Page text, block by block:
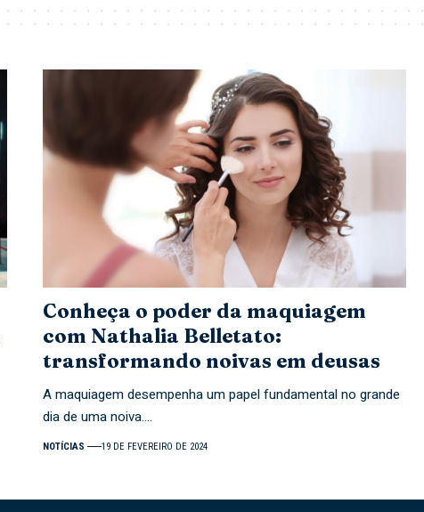
Conheça o poder da maquiagem
com Nathalia Belletato:
transformando noivas em deusas
A maquiagem desempenha um papel fundamental no grande
dia de uma noiva.…
NOTÍCIAS 19 DE FEVEREIRO DE 2024